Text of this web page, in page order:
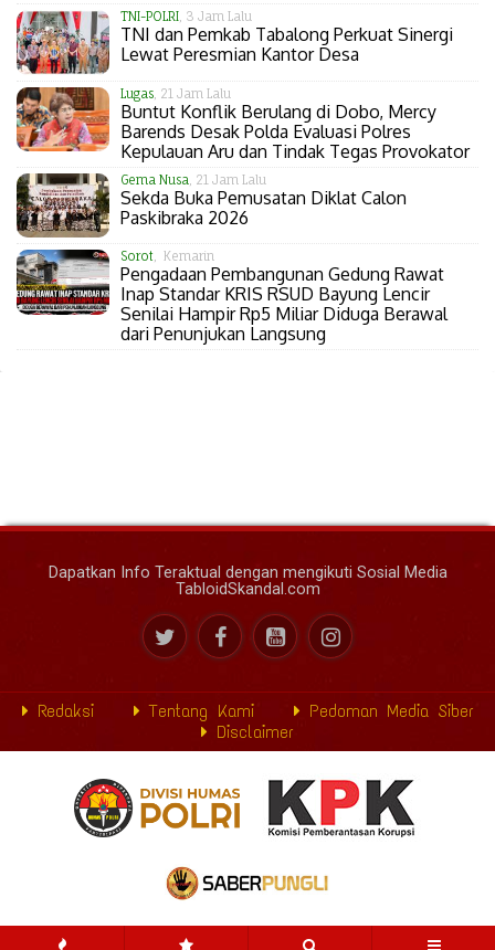
TNI-POLRI, 3 Jam Lalu
TNI dan Pemkab Tabalong Perkuat Sinergi
Lewat Peresmian Kantor Desa
Lugas, 21 Jam Lalu
Buntut Konflik Berulang di Dobo, Mercy
Barends Desak Polda Evaluasi Polres
Kepulauan Aru dan Tindak Tegas Provokator
Gema Nusa , 21 Jam Lalu
Sekda Buka Pemusatan Diklat Calon
Paskibraka 2026
Sorot, Kemarin
Pengadaan Pembangunan Gedung Rawat
Inap Standar KRIS RSUD Bayung Lencir
Senilai Hampir Rp5 Miliar Diduga Berawal
dari Penunjukan Langsung
Dapatkan Info Teraktual dengan mengikuti Sosial Media
TabloidSkandal.com
Redaksi Tentang Kami
Pedoman Media Siber
Disclaimer